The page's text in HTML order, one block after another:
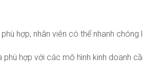
hợp, nhân viên có thể nhanh
hợp với các mô hình kinh doanh